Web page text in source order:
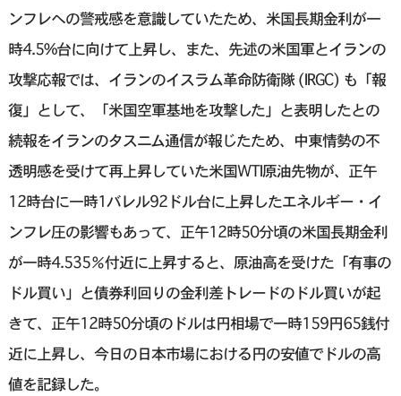
ンフレへの警戒感を意識していたため、米国長期金利が一
時4.5%台に向けて上昇し、また、先述の米国軍とイランの
攻撃応報では、イランのイスラム‌革命防衛隊 (IRGC) も「報
復」として、「米国空軍基地を攻撃し⁠た」と表明したとの
続報をイランのタ‌スニ⁠ム通信が報じたため、中東情勢の不
透明感を受けて再上昇していた米国WTI原油先物が、正午
12時台に一時1バレル92ドル台に上昇したエネルギー・イ
ンフレ圧の影響もあって、正午12時50分頃の米国長期金利
が一時4.535％付近に上昇すると、原油高を受けた「有事の
ドル買い」と債券利回りの金利差トレードのドル買いが起
きて、正午12時50分頃のドルは円相場で一時159円65銭付
近に上昇し、今日の日本市場における円の安値でドルの高
値を記録した。